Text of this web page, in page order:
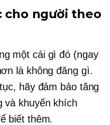
cho người theo
một cái gì đó (ngay
là không đăng gì.
hãy đảm bảo tăng
và khuyến khích
biết thêm.